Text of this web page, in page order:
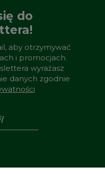
do
aby otrzymywać
i promocjach.
wyrażasz
danych zgodnie